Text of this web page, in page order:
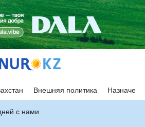
Внешняя политика
с нами